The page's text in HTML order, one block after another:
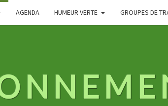
AGENDA HUMEUR VERTE GROUPES DE